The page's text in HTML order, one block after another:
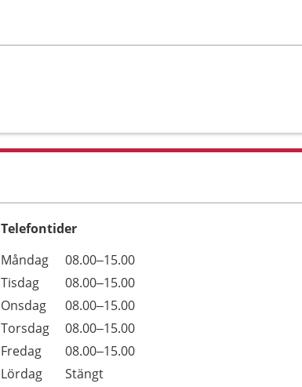
Telefontider
Dag
Öppettider
Kommentarer
Måndag
08.00–15.00
Tisdag
08.00–15.00
Onsdag
08.00–15.00
Torsdag
08.00–15.00
Fredag
08.00–15.00
Lördag
Stängt